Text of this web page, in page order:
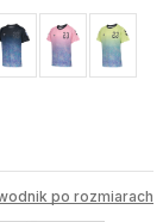
po rozmiarach